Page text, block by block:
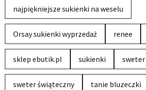
najpiękniejsze sukienki na weselu
Orsay sukienki wyprzedaż renee
sklep ebutik.pl sukienki sweter
sweter świąteczny tanie bluzeczki